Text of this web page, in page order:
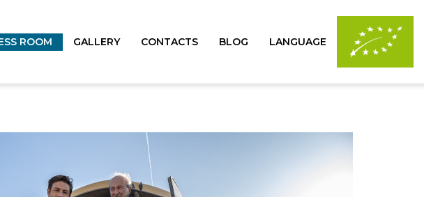
ROOM GALLERY CONTACTS BLOG LANGUAGE